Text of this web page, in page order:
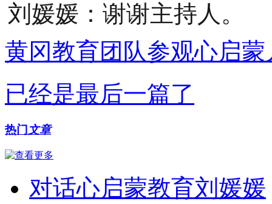
刘媛媛：谢谢主持人。
黄冈教育团队参观心启
已经是最后一篇了
热门 文章
对话心启蒙教育刘媛媛